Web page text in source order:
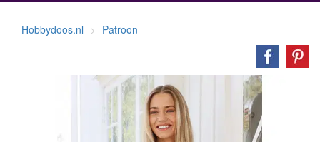
Hobbydoos.nl Patroon